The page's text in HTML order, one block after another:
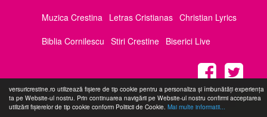
versuricrestine.ro utilizează fişiere de tip cookie pentru a personaliza și îmbunătăți experiența
ta pe Website-ul nostru. Prin continuarea navigării pe Website-ul nostru confirmi acceptarea
utilizării fişierelor de tip cookie conform Politicii de Cookie. Mai multe informatii...
Muzica Crestina Letras Cristianas Christian Lyrics
Biblia Cornilescu Stiri Crestine Biserici Live